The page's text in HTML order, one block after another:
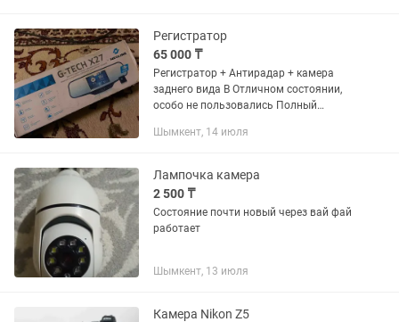
Регистратор
65 000 ₸
Регистратор + Антирадар + камера
заднего вида В Отличном состоянии,
особо не пользовались Полный
Шымкент, 14 июля
Лампочка камера
2 500 ₸
Состояние почти новый через вай фай
работает
Шымкент, 13 июля
Камера Nikon Z5